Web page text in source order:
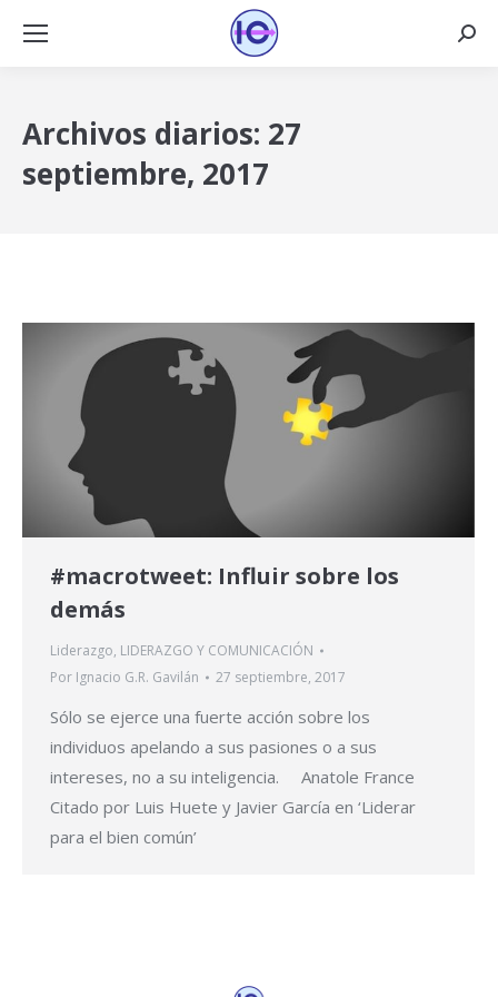
Archivos diarios: 27
septiembre, 2017
#macrotweet: Influir sobre los
demás
Liderazgo, LIDERAZGO Y COMUNICACIÓN
Por Ignacio G.R. Gavilán 27 septiembre, 2017
Sólo se ejerce una fuerte acción sobre los
individuos apelando a sus pasiones o a sus
intereses, no a su inteligencia. Anatole France
Citado por Luis Huete y Javier García en ‘Liderar
para el bien común’